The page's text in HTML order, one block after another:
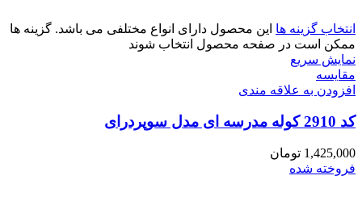
انتخاب گزینه ها این محصول دارای انواع مختلفی می باشد. گزینه ها
ممکن است در صفحه محصول انتخاب شوند
نمایش سریع
مقايسه
افزودن به علاقه مندی
کد 2910 کوله مدرسه ای مدل سوپردرای
1,425,000 تومان
فروخته شده